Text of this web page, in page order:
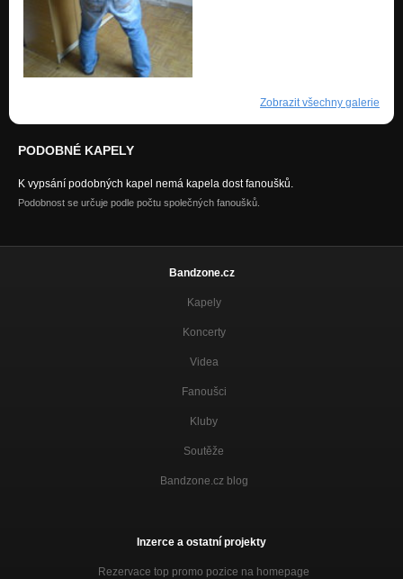
Zobrazit všechny galerie
PODOBNÉ KAPELY
K vypsání podobných kapel nemá kapela dost fanoušků.
Podobnost se určuje podle počtu společných fanoušků.
Bandzone.cz
Kapely
Koncerty
Videa
Fanoušci
Kluby
Soutěže
Bandzone.cz blog
Inzerce a ostatní projekty
Rezervace top promo pozice na homepage